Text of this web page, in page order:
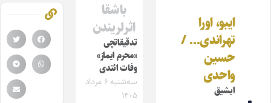
ایبو، اورا
تهراندی… /
حسین
واحدی
ایشیق
باشقا
اثرلریندن
تدقیقاتچی
«محرم ایماز»
وفات ائتدی
سه‌شنبه ۶ مرداد
۱۴۰۵